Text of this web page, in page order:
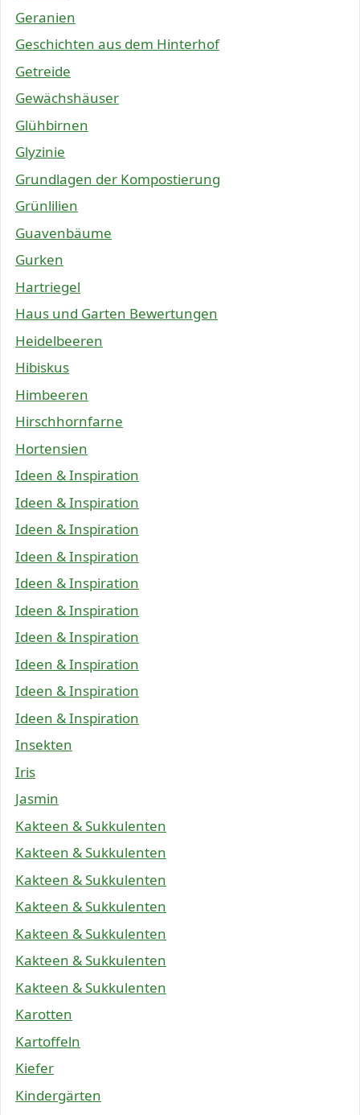
Geranien
Geschichten aus dem Hinterhof
Getreide
Gewächshäuser
Glühbirnen
Glyzinie
Grundlagen der Kompostierung
Grünlilien
Guavenbäume
Gurken
Hartriegel
Haus und Garten Bewertungen
Heidelbeeren
Hibiskus
Himbeeren
Hirschhornfarne
Hortensien
Ideen & Inspiration
Ideen & Inspiration
Ideen & Inspiration
Ideen & Inspiration
Ideen & Inspiration
Ideen & Inspiration
Ideen & Inspiration
Ideen & Inspiration
Ideen & Inspiration
Ideen & Inspiration
Insekten
Iris
Jasmin
Kakteen & Sukkulenten
Kakteen & Sukkulenten
Kakteen & Sukkulenten
Kakteen & Sukkulenten
Kakteen & Sukkulenten
Kakteen & Sukkulenten
Kakteen & Sukkulenten
Karotten
Kartoffeln
Kiefer
Kindergärten